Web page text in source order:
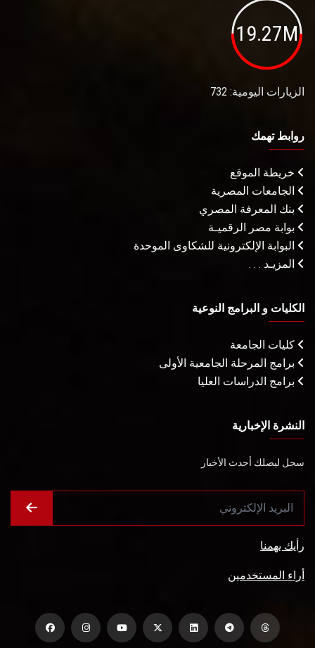
19.27M
الزيارات اليومية: 732
روابط تهمك
خريطة الموقع
الجامعات المصرية
بنك المعرفة المصري
بوابة مصر الرقميـة
البوابة الإلكترونية للشكاوى الموحدة
المزيـد . . .
الكليات و البرامج النوعية
كليات الجامعة
برامج المرحلة الجامعية الأولى
برامج الدراسات العليا
النشرة الإخبارية
سجل ليصلك أحدث الأخبار
رأيك يهمنا
أراء المستخدمين